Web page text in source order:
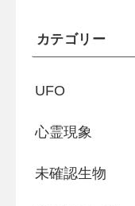
カテゴリー
UFO
心霊現象
未確認生物